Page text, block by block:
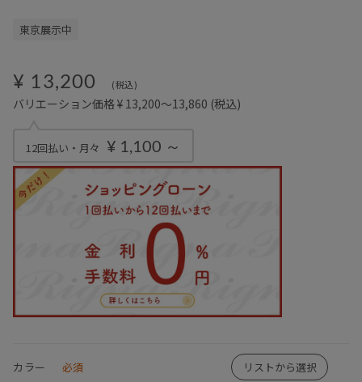
東京展示中
¥ 13,200 (税込)
バリエーション価格 ¥ 13,200～13,860 (税込)
12回払い・月々 ¥ 1,100 ～
カラー 必須 リストから選択